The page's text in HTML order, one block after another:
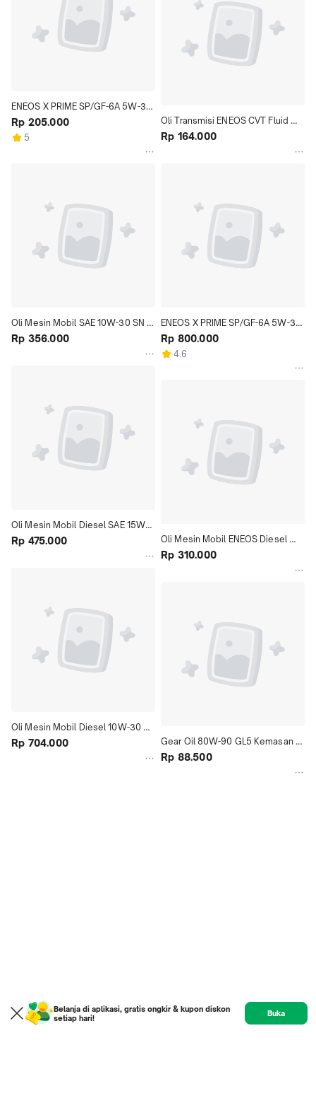
ENEOS X PRIME SP/GF-6A 5W-30
Ukuran 1 Liter
Rp 205.000
5
Oli Mesin Mobil SAE 10W-30 SN
Kemasan 4 Liter Car Engine
Rp 356.000
Oli Mesin Mobil Diesel SAE 15W-
40 CI-4 Kemasan 5 Liter Car
Rp 475.000
Oli Mesin Mobil Diesel 10W-30
CK-4 Kemasan 5 Liter Car Engine
Rp 704.000
Oli Transmisi ENEOS CVT Fluid
Kemasan 1 Liter
Rp 164.000
ENEOS X PRIME SP/GF-6A 5W-30
Ukuran 4 Liter
Rp 800.000
4.6
Oli Mesin Mobil ENEOS Diesel
CF40 Oil Kemasan 5 L
Rp 310.000
Gear Oil 80W-90 GL5 Kemasan 1
Liter Car Engine
Rp 88.500
Belanja di aplikasi, gratis ongkir & kupon diskon
setiap hari!
Buka
Product Review